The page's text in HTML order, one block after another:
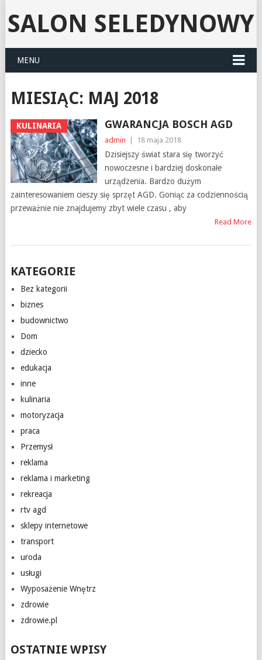
SALON SELEDYNOWY
MENU
MIESIĄC: MAJ 2018
KULINARIA GWARANCJA BOSCH AGD
admin 18 maja 2018
Dzisiejszy świat stara się tworzyć
nowoczesne i bardziej doskonałe
urządzenia. Bardzo dużym
zainteresowaniem cieszy się sprzęt AGD. Goniąc za codziennością
przeważnie nie znajdujemy zbyt wiele czasu , aby
Read More
KATEGORIE
Bez kategorii
biznes
budownictwo
Dom
dziecko
edukacja
inne
kulinaria
motoryzacja
praca
Przemysł
reklama
reklama i marketing
rekreacja
rtv agd
sklepy internetowe
transport
uroda
usługi
Wyposażenie Wnętrz
zdrowie
zdrowie.pl
OSTATNIE WPISY